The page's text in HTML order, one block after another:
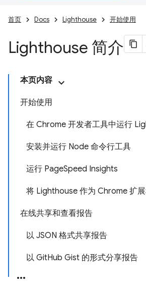
首页 Docs Lighthouse 开始使用
Lighthouse 简介
本页内容
开始使用
在 Chrome 开发者工具中运行
安装并运行 Node 命令行工具
运行 PageSpeed Insights
将 Lighthouse 作为 Chrome 扩
在线共享和查看报告
以 JSON 格式共享报告
以 GitHub Gist 的形式分享报告